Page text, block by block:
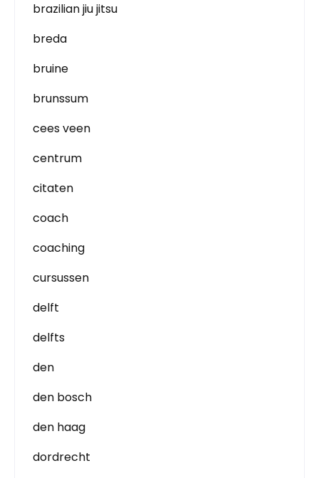
brazilian jiu jitsu
breda
bruine
brunssum
cees veen
centrum
citaten
coach
coaching
cursussen
delft
delfts
den
den bosch
den haag
dordrecht